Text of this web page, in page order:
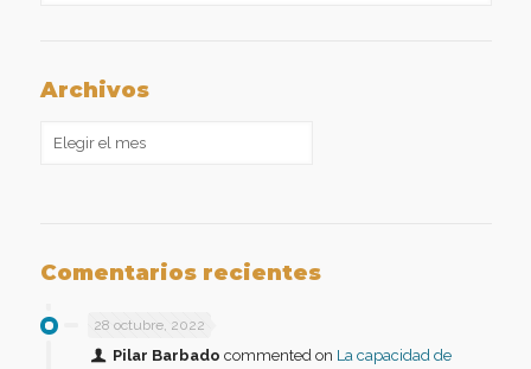
Archivos
Comentarios recientes
28 octubre, 2022
Pilar Barbado commented on La capacidad de